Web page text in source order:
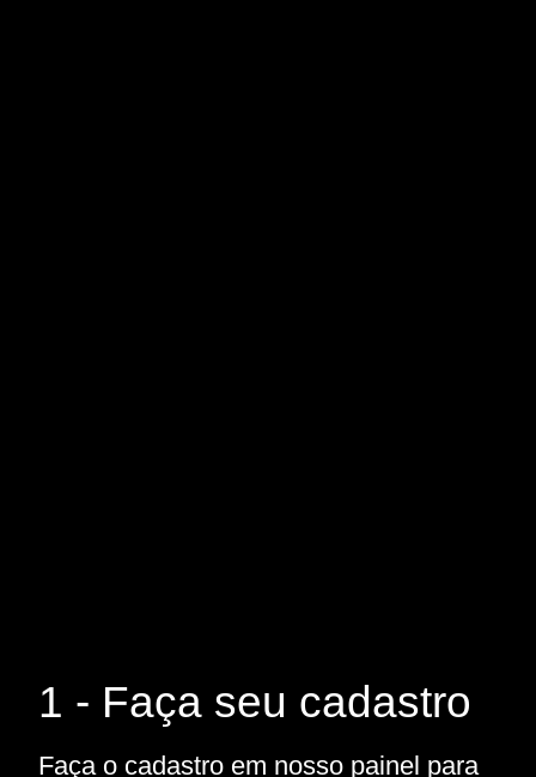
1 - Faça seu cadastro
Faça o cadastro em nosso painel para